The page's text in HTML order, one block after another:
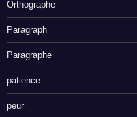
Orthographe
Paragraph
Paragraphe
patience
peur